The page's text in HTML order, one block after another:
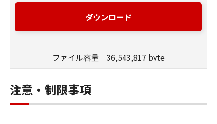
客様の所有するキヤノンのデジタルカメラ
製品に、お客様の所有するコンピュータ
（スマートフォン、タブレット端末を含
デジタルカメラ製品において使用すること
ができます。
(2) 「本契約」に明示的に定める場合を除
き、キヤノンおよびキヤノンのライセンサ
ーのいかなる知的財産権も、明示たると黙
ダウンロード
ファイル容量 36,543,817 byte
注意・制限事項